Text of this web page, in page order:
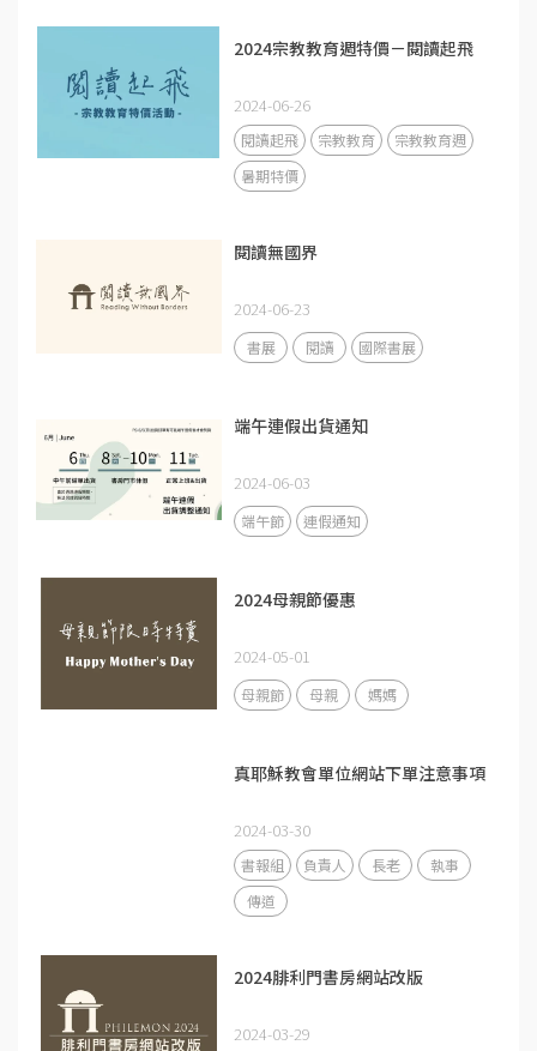
2024宗教教育週特價－閱讀起飛
2024-06-26
閱讀起飛 宗教教育
宗教教育週
暑期特價
閱讀無國界
2024-06-23
書展 閱讀 國際書展
端午連假出貨通知
2024-06-03
端午節 連假通知
2024母親節優惠
2024-05-01
母親節 母親 媽媽
真耶穌教會單位網站下單注意事項
2024-03-30
書報組 負責人 長老
執事
傳道
2024腓利門書房網站改版
2024-03-29